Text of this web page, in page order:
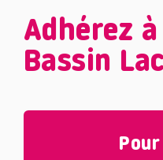
Adhérez à
Bassin